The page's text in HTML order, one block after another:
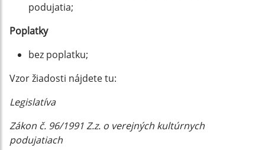
podujatia;
Poplatky
bez poplatku;
Vzor žiadosti nájdete tu:
Legislatíva
Zákon č. 96/1991 Z.z. o verejných kultúrnych
podujatiach